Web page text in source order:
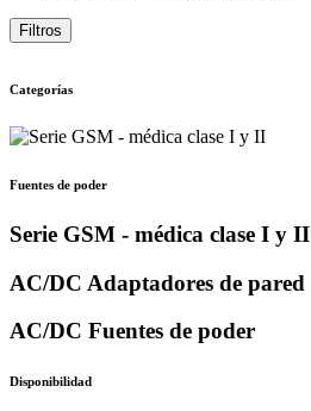
Filtros
Categorías
Fuentes de poder
Serie GSM - médica clase I y II
AC/DC Adaptadores de pared
AC/DC Fuentes de poder
Disponibilidad